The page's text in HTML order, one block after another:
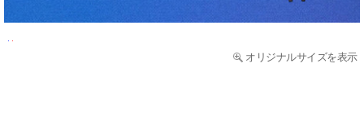
オリジナルサイズを表示